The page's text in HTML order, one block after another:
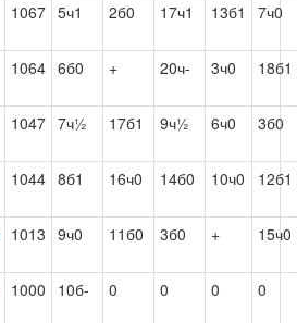
1067 5ч1 2б0 17ч1 13б1 7ч0
1064 6б0 + 20ч- 3ч0 18б1
1047 7ч½ 17б1 9ч½ 6ч0 3б0
1044 8б1 16ч0 14б0 10ч0 12б1
1013 9ч0 11б0 3б0 + 15ч0
1000 10б- 0 0 0 0